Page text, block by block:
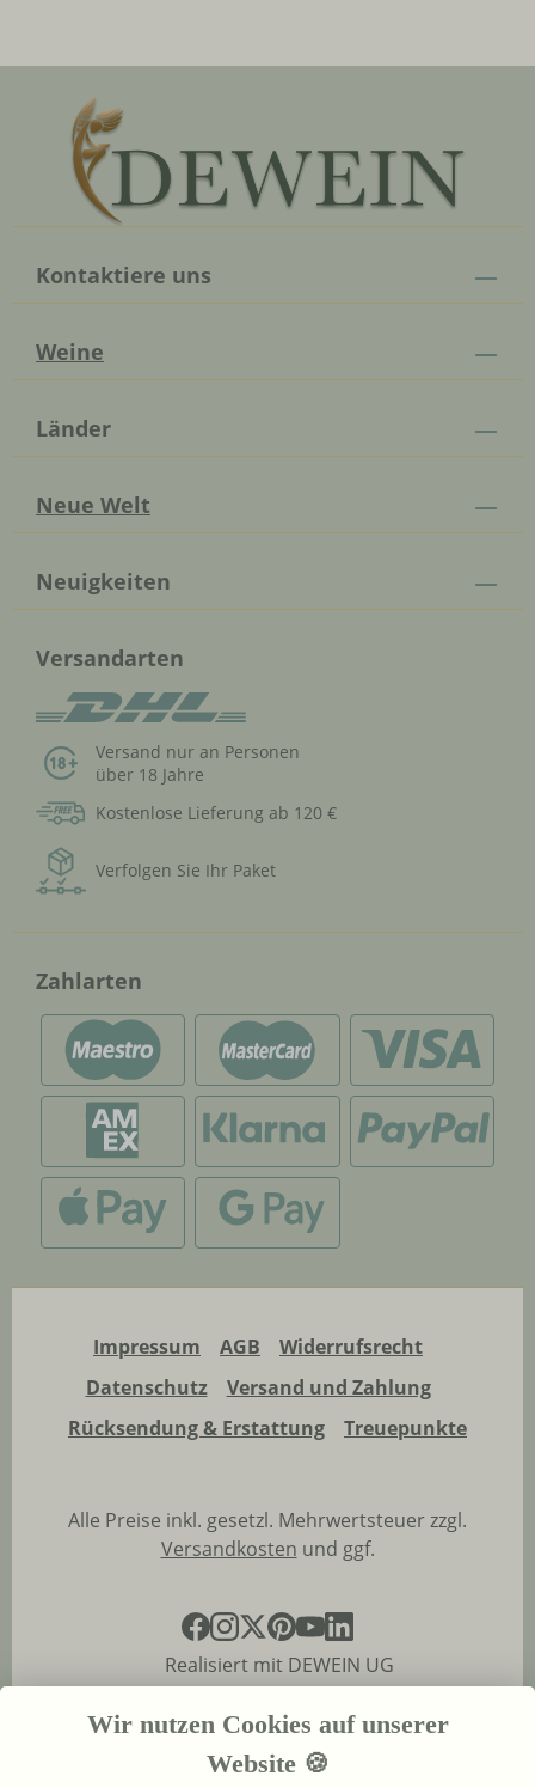
Kontaktiere uns
Weine
Länder
Neue Welt
Neuigkeiten
Versandarten
Versand nur an Personen
über 18 Jahre
Kostenlose Lieferung ab 120 €
Verfolgen Sie Ihr Paket
Zahlarten
Impressum AGB
Widerrufsrecht
Datenschutz
Versand und Zahlung
Rücksendung & Erstattung
Treuepunkte
Alle Preise inkl. gesetzl. Mehrwertsteuer zzgl.
Versandkosten und ggf.
Realisiert mit DEWEIN UG
Wir nutzen Cookies auf unserer
Website 🍪